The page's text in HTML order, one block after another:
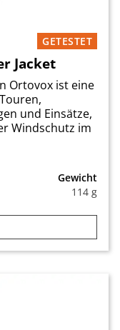
GETESTET
Jacket
Ortovox ist eine
und Einsätze,
Windschutz im
Gewicht
114 g